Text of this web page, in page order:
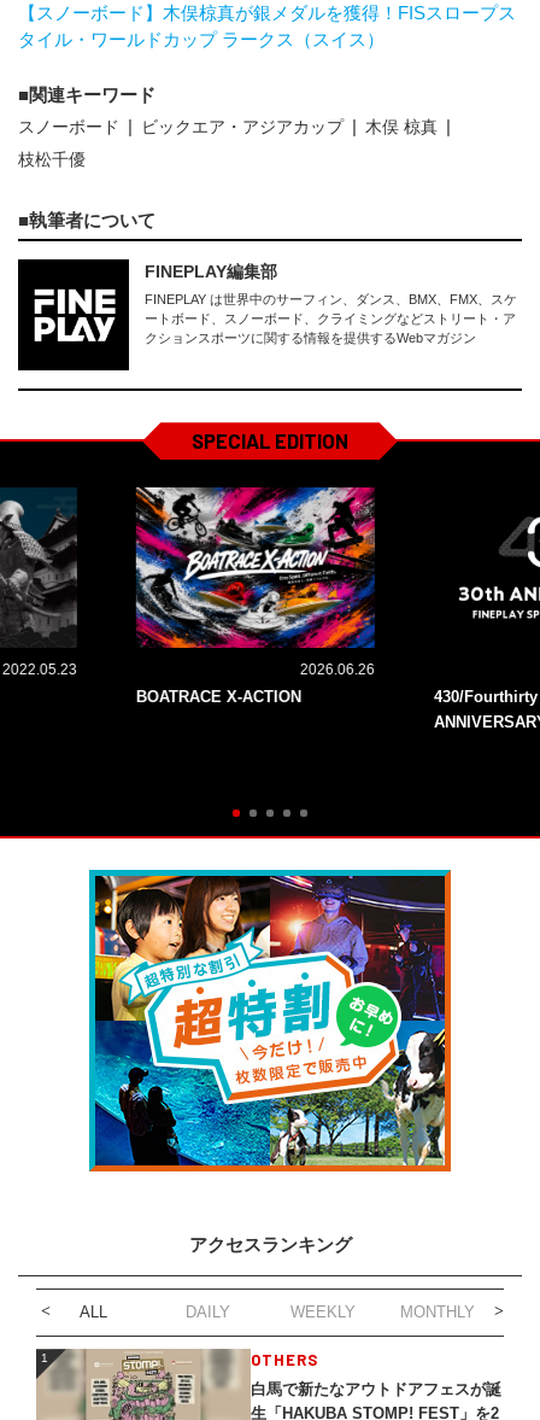
【スノーボード】木俣椋真が銀メダルを獲得！FISスロープス
タイル・ワールドカップ ラークス（スイス）
関連キーワード
スノーボード ビックエア・アジアカップ
木俣 椋真
枝松千優
執筆者について
FINEPLAY編集部
FINEPLAY は世界中のサーフィン、ダンス、BMX、FMX、スケ
ートボード、スノーボード、クライミングなどストリート・ア
クションスポーツに関する情報を提供するWebマガジン
SPECIAL EDITION
2022.05.23 2026.06.26
BOATRACE X-ACTION
430/
アクセスランキング
ALL DAILY WEEKLY MONTHLY
1 OTHERS
白馬で新たなアウトドアフェスが誕
生「HAKUBA STOMP! FEST」を2